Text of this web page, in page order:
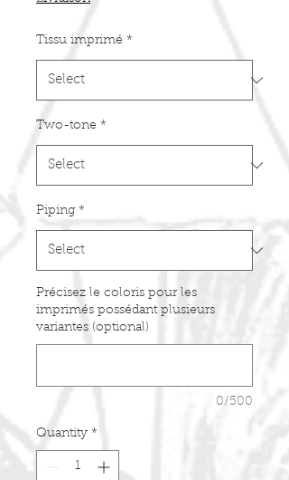
Tissu imprimé *
Two-tone *
Piping *
Précisez le coloris pour les
imprimés possédant plusieurs
variantes (optional)
0/500
Quantity *